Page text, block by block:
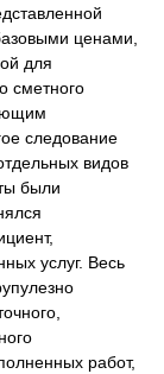
ценами,
для
сметного
следование
видов
были
услуг. Весь
работ,